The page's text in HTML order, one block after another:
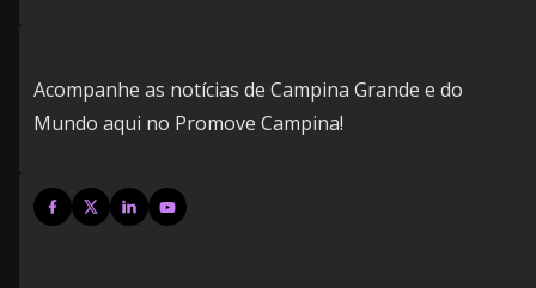
Acompanhe as notícias de Campina Grande e do
Mundo aqui no Promove Campina!